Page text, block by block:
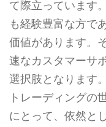
て際立っています
も経験豊富な方で
価値があります。
速なカスタマーサ
選択肢となります
トレーディングの
にとって、依然と